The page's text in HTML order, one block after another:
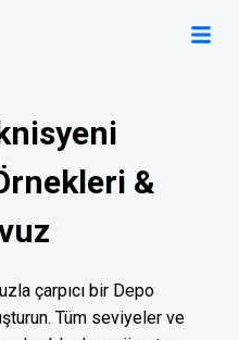
&
çarpıcı bir Depo
Tüm seviyeler ve